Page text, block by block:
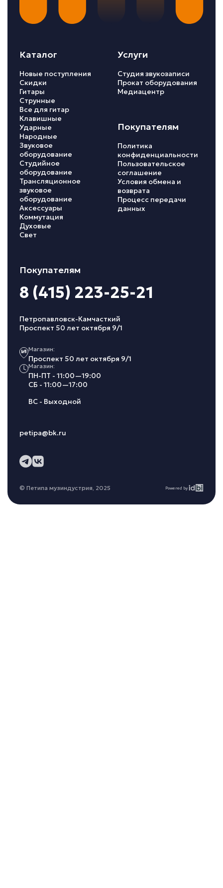
Каталог
Новые поступления
Скидки
Гитары
Струнные
Все для гитар
Клавишные
Ударные
Народные
Звуковое
оборудование
Студийное
оборудование
Трансляционное
звуковое
оборудование
Аксессуары
Коммутация
Духовые
Свет
Услуги
Студия звукозаписи
Прокат оборудования
Медиацентр
Покупателям
Политика
конфиденциальности
Пользовательское
соглашение
Условия обмена и
возврата
Процесс передачи
данных
Покупателям
8 (415) 223-25-21
Петропавловск-Камчасткий
Проспект 50 лет октября 9/1
Магазин:
Проспект 50 лет октября 9/1
Магазин:
ПН-ПТ - 11:00—19:00
СБ - 11:00—17:00
ВС - Выходной
petipa@bk.ru
© Петипа музиндустрия, 2025 Powered by